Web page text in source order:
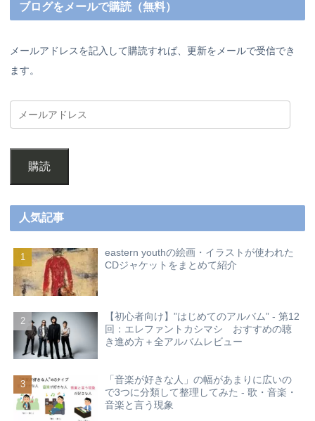
ブログをメールで購読（無料）
メールアドレスを記入して購読すれば、更新をメールで受信でき
ます。
購読
人気記事
eastern youthの絵画・イラストが使われた
CDジャケットをまとめて紹介
【初心者向け】”はじめてのアルバム” - 第12
回：エレファントカシマシ おすすめの聴
き進め方＋全アルバムレビュー
「音楽が好きな人」の幅があまりに広いの
で3つに分類して整理してみた - 歌・音楽・
音楽と言う現象